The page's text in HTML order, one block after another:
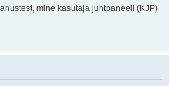
mine kasutaja juhtpaneeli (KJP)